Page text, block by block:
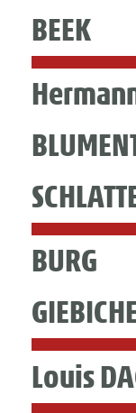
BEEK
BURG
Louis